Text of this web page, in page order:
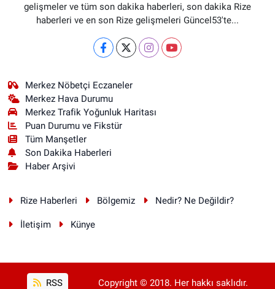
gelişmeler ve tüm son dakika haberleri, son dakika Rize
haberleri ve en son Rize gelişmeleri Güncel53'te...
Merkez Nöbetçi Eczaneler
Merkez Hava Durumu
Merkez Trafik Yoğunluk Haritası
Puan Durumu ve Fikstür
Tüm Manşetler
Son Dakika Haberleri
Haber Arşivi
Rize Haberleri Bölgemiz Nedir? Ne Değildir?
İletişim Künye
RSS Copyright © 2018. Her hakkı saklıdır.